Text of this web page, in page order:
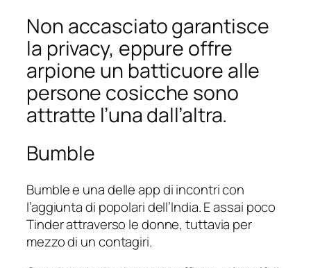
Non accasciato garantisce
la privacy, eppure offre
arpione un batticuore alle
persone cosicche sono
attratte l’una dall’altra.
Bumble
Bumble e una delle app di incontri con
l’aggiunta di popolari dell’India. E assai poco
Tinder attraverso le donne, tuttavia per
mezzo di un contagiri.